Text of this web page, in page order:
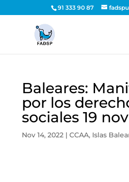
91 333 90 87
Baleares:
por los
sociales 19
Nov 14, 2022| CCAA, Islas